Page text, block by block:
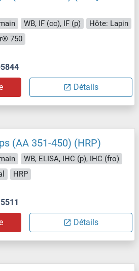
WB, IF (cc), IF (p)
Hôte: Lapin
750
Détails
(AA 351-450) (HRP)
WB, ELISA, IHC (p), IHC (fro)
HRP
Détails